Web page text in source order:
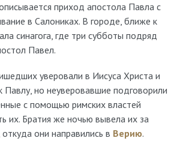
приход апостола Павла с
в Салониках. В городе, ближе к
синагога, где три субботы подряд
Павел.
уверовали в Иисуса Христа и
Павлу, но неуверовавшие подговорили
с помощью римских властей
их. Братия же ночью вывела их за
они направились в Верию.